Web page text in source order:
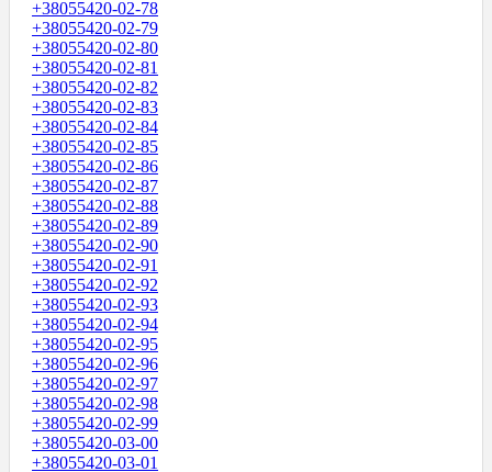
+38055420-02-78
+38055420-02-79
+38055420-02-80
+38055420-02-81
+38055420-02-82
+38055420-02-83
+38055420-02-84
+38055420-02-85
+38055420-02-86
+38055420-02-87
+38055420-02-88
+38055420-02-89
+38055420-02-90
+38055420-02-91
+38055420-02-92
+38055420-02-93
+38055420-02-94
+38055420-02-95
+38055420-02-96
+38055420-02-97
+38055420-02-98
+38055420-02-99
+38055420-03-00
+38055420-03-01